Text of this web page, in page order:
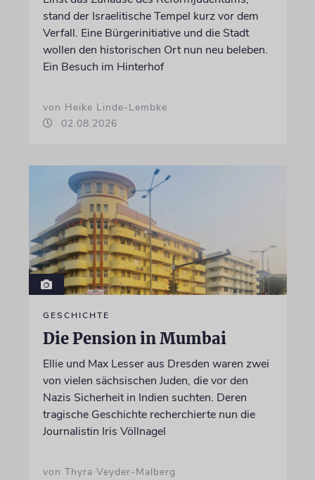
stand der Israelitische Tempel kurz vor dem
Verfall. Eine Bürgerinitiative und die Stadt
wollen den historischen Ort nun neu beleben.
Ein Besuch im Hinterhof
von Heike Linde-Lembke
02.08.2026
GESCHICHTE
Die Pension in Mumbai
Ellie und Max Lesser aus Dresden waren zwei
von vielen sächsischen Juden, die vor den
Nazis Sicherheit in Indien suchten. Deren
tragische Geschichte recherchierte nun die
Journalistin Iris Völlnagel
von Thyra Veyder-Malberg